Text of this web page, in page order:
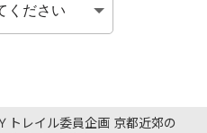
トレイル委員企画 京都近郊の